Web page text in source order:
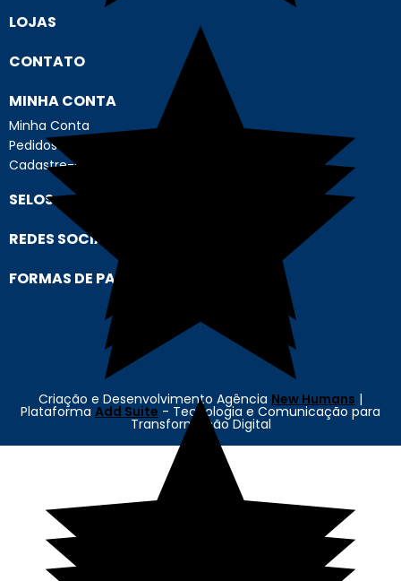
LOJAS
CONTATO
MINHA CONTA
Minha Conta
Pedidos
Cadastre-se
SELOS
REDES SOCIAIS
FORMAS DE PAGAMENTO
Criação e Desenvolvimento Agência New Humans |
Plataforma Add Suite - Tecnologia e Comunicação para
Transformação Digital